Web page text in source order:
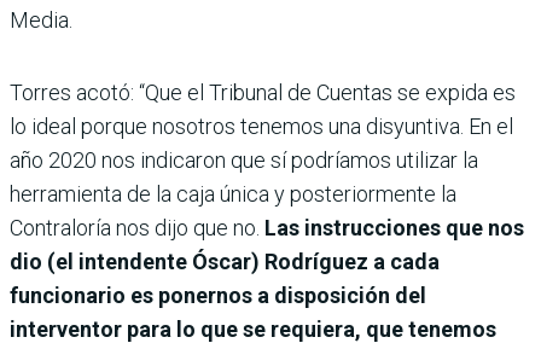
Media.
Torres acotó: “Que el Tribunal de Cuentas se expida es
lo ideal porque nosotros tenemos una disyuntiva. En el
año 2020 nos indicaron que sí podríamos utilizar la
herramienta de la caja única y posteriormente la
Contraloría nos dijo que no. Las instrucciones que nos
dio (el intendente Óscar) Rodríguez a cada
funcionario es ponernos a disposición del
interventor para lo que se requiera, que tenemos